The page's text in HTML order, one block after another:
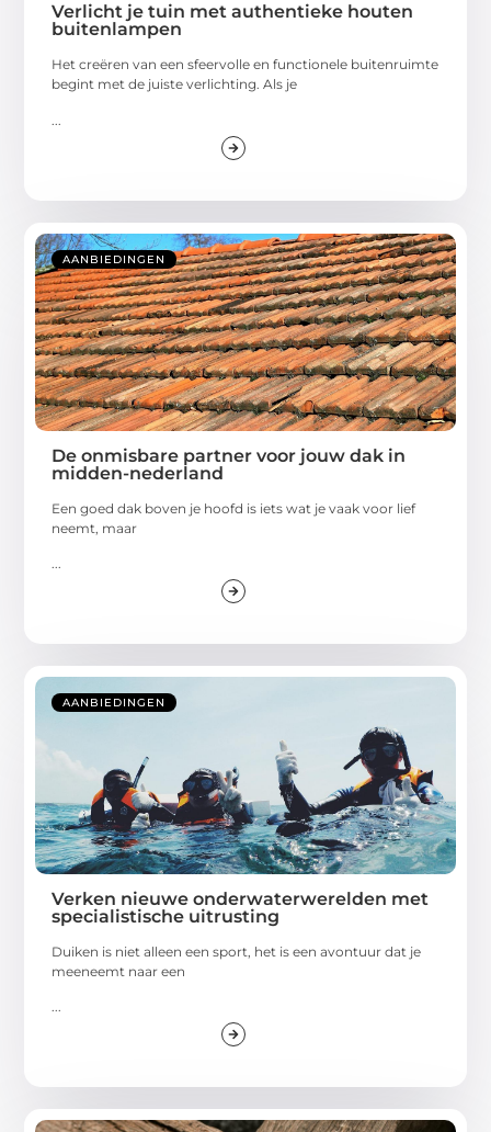
Verlicht je tuin met authentieke houten
buitenlampen
Het creëren van een sfeervolle en functionele buitenruimte
begint met de juiste verlichting. Als je
AANBIEDINGEN
De onmisbare partner voor jouw dak in
midden-nederland
Een goed dak boven je hoofd is iets wat je vaak voor lief
neemt, maar
...
AANBIEDINGEN
Verken nieuwe onderwaterwerelden met
specialistische uitrusting
Duiken is niet alleen een sport, het is een avontuur dat je
meeneemt naar een
...